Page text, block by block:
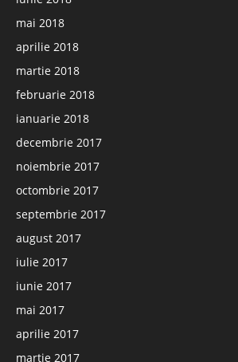
mai 2018
aprilie 2018
martie 2018
februarie 2018
ianuarie 2018
decembrie 2017
noiembrie 2017
octombrie 2017
septembrie 2017
august 2017
iulie 2017
iunie 2017
mai 2017
aprilie 2017
martie 2017